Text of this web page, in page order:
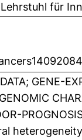
für
GENE-